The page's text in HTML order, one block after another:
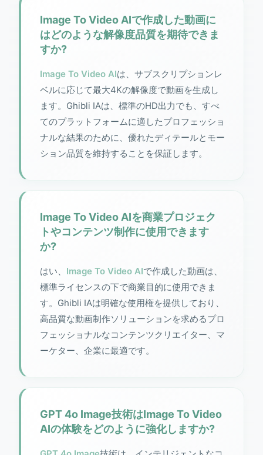
Image To Video AIで作成した動画に
はどのような解像度品質を期待できま
すか?
Image To Video AIは、サブスクリプションレ
ベルに応じて最大4Kの解像度で動画を生成し
ます。Ghibli IAは、標準のHD出力でも、すべ
てのプラットフォームに適したプロフェッショ
ナルな結果のために、優れたディテールとモー
ション品質を維持することを保証します。
Image To Video AIを商業プロジェク
トやコンテンツ制作に使用できます
か?
はい、 Image To Video AIで作成した動画は、
標準ライセンスの下で商業目的に使用できま
す。Ghibli IAは明確な使用権を提供しており、
高品質な動画制作ソリューションを求めるプロ
フェッショナルなコンテンツクリエイター、マ
ーケター、企業に最適です。
GPT 4o Image技術はImage To Video
AIの体験をどのように強化しますか?